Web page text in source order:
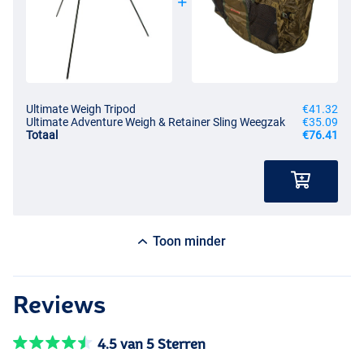
Ultimate Weigh Tripod
€41.32
Ultimate Adventure Weigh & Retainer Sling Weegzak
€35.09
Totaal
€76.41
Toon minder
Reviews
4.5 van 5 Sterren